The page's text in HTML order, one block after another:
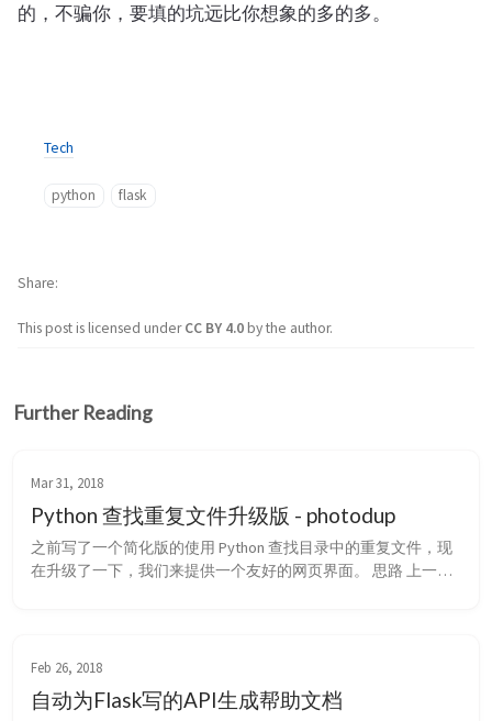
的，不骗你，要填的坑远比你想象的多的多。
Tech
python flask
This post is licensed underCC BY 4.0by the author.
Share
Further Reading
Mar 31, 2018
Python 查找重复文件升级版 - photodup
之前写了一个简化版的使用 Python 查找目录中的重复文件，现
在升级了一下，我们来提供一个友好的网页界面。 思路 上一个
Feb 26, 2018
自动为Flask写的API生成帮助文档